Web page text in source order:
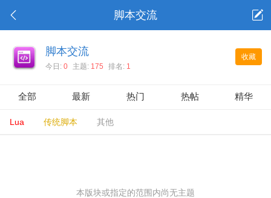
脚本交流
收藏
脚本交流
今日: 0 主题: 175 排名: 1
全部 最新 热门 热帖 精华
Lua 传统脚本 其他
本版块或指定的范围内尚无主题